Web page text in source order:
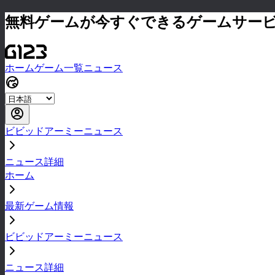
無料ゲームが今すぐできるゲームサー
ホームゲーム一覧ニュース
ビビッドアーミーニュース
ニュース詳細
ホーム
最新ゲーム情報
ビビッドアーミーニュース
ニュース詳細